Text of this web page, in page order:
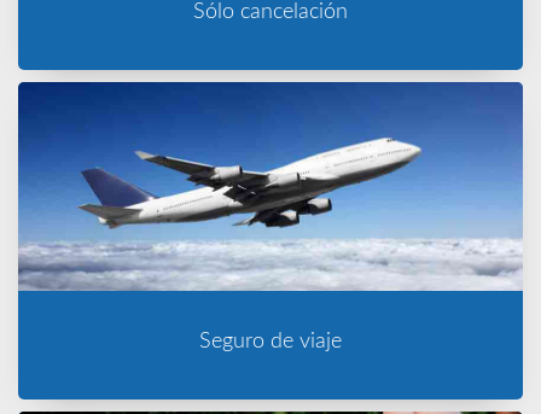
Sólo cancelación
Seguro de viaje